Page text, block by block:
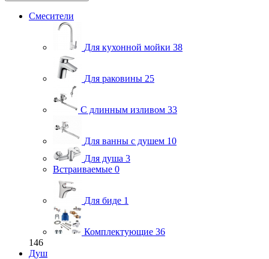
Смесители
Для кухонной мойки 38
Для раковины 25
С длинным изливом 33
Для ванны с душем 10
Для душа 3
Встраиваемые 0
Для биде 1
Комплектующие 36
146
Душ